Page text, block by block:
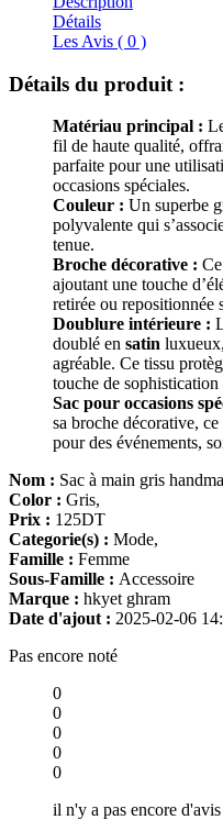
Détails
Les Avis ( 0 )
Détails du produit :
Matériau principal :
fil de haute qualité,
parfaite pour une
occasions spéciales.
Couleur : Un superbe
polyvalente qui
tenue.
Broche décorative :
ajoutant une touche
retirée ou repositionnée
Doublure intérieure :
doublé en satin
agréable. Ce tissu
touche de
Sac pour occasions
sa broche décorative,
pour des événements,
Nom : Sac à main gris
Color : Gris,
Prix : 125DT
Categorie(s) : Mode,
Famille : Femme
Sous-Famille : Accessoire
Marque : hkyet ghram
Date d'ajout : 2025-02-06
Pas encore noté
0
0
0
0
0
il n'y a pas encore d'avis